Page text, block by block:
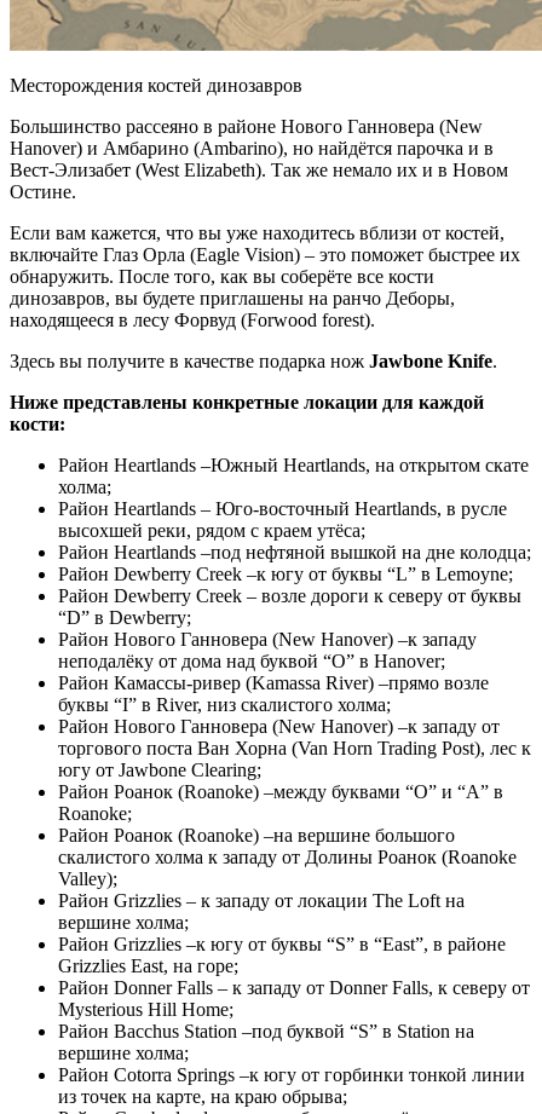
Месторождения костей динозавров
Большинство рассеяно в районе Нового Ганновера (New
Hanover) и Амбарино (Ambarino), но найдётся парочка и в
Вест-Элизабет (West Elizabeth). Так же немало их и в Новом
Остине.
Если вам кажется, что вы уже находитесь вблизи от костей,
включайте Глаз Орла (Eagle Vision) – это поможет быстрее их
обнаружить. После того, как вы соберёте все кости
динозавров, вы будете приглашены на ранчо Деборы,
находящееся в лесу Форвуд (Forwood forest).
Здесь вы получите в качестве подарка нож Jawbone Knife.
Ниже представлены конкретные локации для каждой
кости:
Район Heartlands –Южный Heartlands, на открытом скате
холма;
Район Heartlands – Юго-восточный Heartlands, в русле
высохшей реки, рядом с краем утёса;
Район Heartlands –под нефтяной вышкой на дне колодца;
Район Dewberry Creek –к югу от буквы “L” в Lemoyne;
Район Dewberry Creek – возле дороги к северу от буквы
“D” в Dewberry;
Район Нового Ганновера (New Hanover) –к западу
неподалёку от дома над буквой “O” в Hanover;
Район Камассы-ривер (Kamassa River) –прямо возле
буквы “I” в River, низ скалистого холма;
Район Нового Ганновера (New Hanover) –к западу от
торгового поста Ван Хорна (Van Horn Trading Post), лес к
югу от Jawbone Clearing;
Район Роанок (Roanoke) –между буквами “O” и “A” в
Roanoke;
Район Роанок (Roanoke) –на вершине большого
скалистого холма к западу от Долины Роанок (Roanoke
Valley);
Район Grizzlies – к западу от локации The Loft на
вершине холма;
Район Grizzlies –к югу от буквы “S” в “East”, в районе
Grizzlies East, на горе;
Район Donner Falls – к западу от Donner Falls, к северу от
Mysterious Hill Home;
Район Bacchus Station –под буквой “S” в Station на
вершине холма;
Район Cotorra Springs –к югу от горбинки тонкой линии
из точек на карте, на краю обрыва;